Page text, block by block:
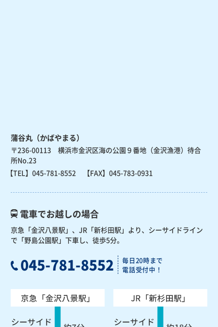
蒲谷丸（かばやまる）
〒236-00113 横浜市金沢区海の公園９番地（金沢漁港）待合
所No.23
【TEL】045-781-8552 【FAX】045-783-0931
電車でお越しの場合
京急「金沢八景駅」、JR「新杉田駅」より、 シーサイドライン
で「野島公園駅」下車し、徒歩5分。
045-781-8552
毎日20時まで
電話受付中！